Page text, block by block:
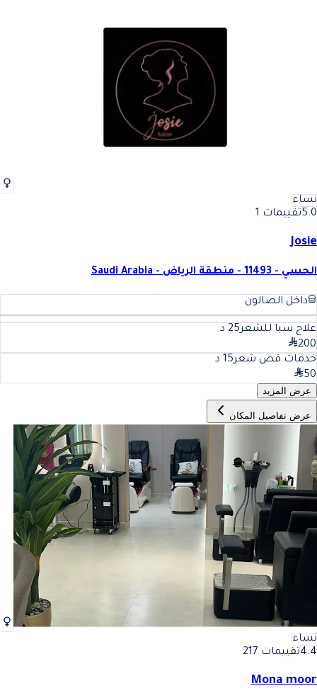
نساء
5.0تقييمات 1
Josie
الحسي - 11493 - منطقة الرياض - Saudi Arabia
داخل الصالون
علاج سبا للشعر25 د
200
خدمات قص شعر15 د
50
عرض المزيد
عرض تفاصيل المكان
نساء
4.4تقييمات 217
Mona moor